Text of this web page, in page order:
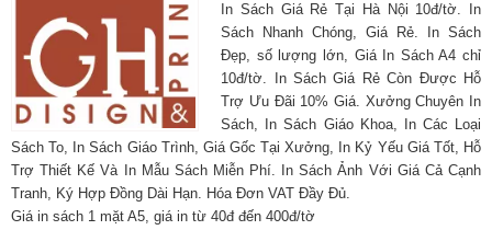
In Sách Giá Rẻ Tại Hà Nội 10đ/tờ. In
Sách Nhanh Chóng, Giá Rẻ. In Sách
Đẹp, số lượng lớn, Giá In Sách A4 chỉ
10đ/tờ. In Sách Giá Rẻ Còn Được Hỗ
Trợ Ưu Đãi 10% Giá. Xưởng Chuyên In
Sách, In Sách Giáo Khoa, In Các Loại
Sách To, In Sách Giáo Trình, Giá Gốc Tại Xưởng, In Kỷ Yếu Giá Tốt, Hỗ
Trợ Thiết Kế Và In Mẫu Sách Miễn Phí. In Sách Ảnh Với Giá Cả Cạnh
Tranh, Ký Hợp Đồng Dài Hạn. Hóa Đơn VAT Đầy Đủ.
Giá in sách 1 mặt A5, giá in từ 40đ đến 400đ/tờ